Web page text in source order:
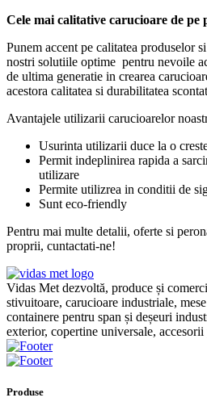
Cele mai calitative carucioare de pe
Punem accent pe calitatea produselor
nostri solutiile optime pentru nevoile
de ultima generatie in crearea
acestora calitatea si durabilitatea
Avantajele utilizarii carucioarelor
Usurinta utilizarii duce la o
Permit indeplinirea rapida a
utilizare
Permite utilizrea in conditii de
Sunt eco-friendly
Pentru mai multe detalii, oferte si
proprii, cuntactati-ne!
Vidas Met dezvoltă, produce și
stivuitoare, carucioare industriale,
containere pentru span și deșeuri
exterior, copertine universale, accesorii
Produse